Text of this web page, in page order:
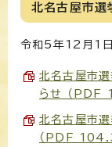
北名古屋市選
令和5年12月1
北名古屋市
らせ （PDF
北名古屋市
（PDF